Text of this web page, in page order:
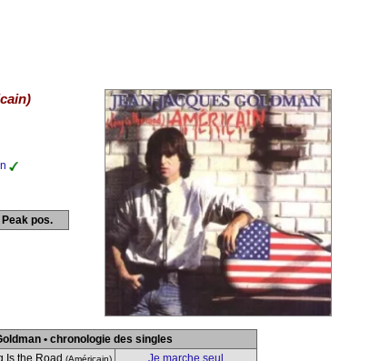
Peak pos.
• chronologie des singles
Is the Road (Américain)
Je marche seul